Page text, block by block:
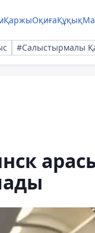
ҚаржыОқиғаҚұқық
#Салыстырмалы